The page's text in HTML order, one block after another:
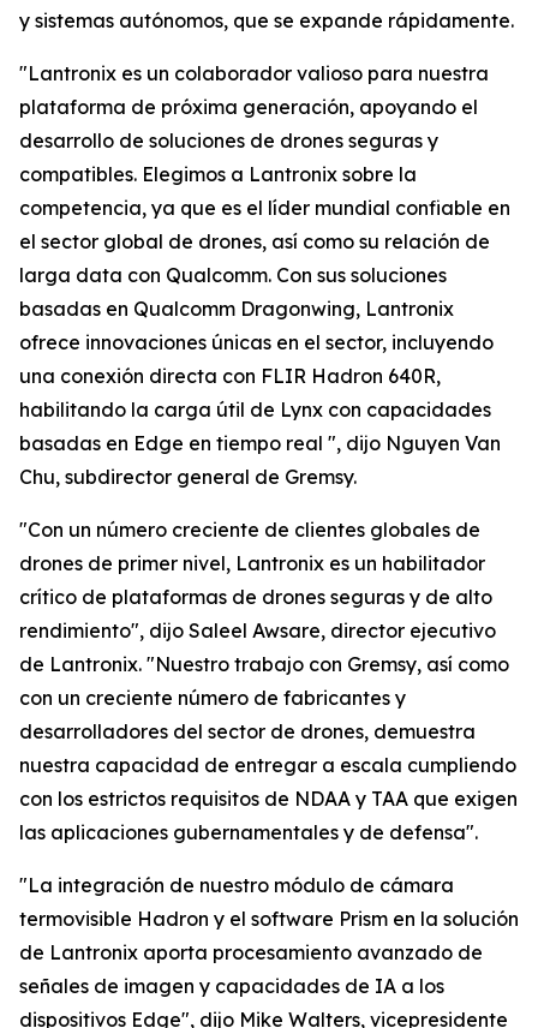
y sistemas autónomos, que se expande rápidamente.
"Lantronix es un colaborador valioso para nuestra
plataforma de próxima generación, apoyando el
desarrollo de soluciones de drones seguras y
compatibles. Elegimos a Lantronix sobre la
competencia, ya que es el líder mundial confiable en
el sector global de drones, así como su relación de
larga data con Qualcomm. Con sus soluciones
basadas en Qualcomm Dragonwing, Lantronix
ofrece innovaciones únicas en el sector, incluyendo
una conexión directa con FLIR Hadron 640R,
habilitando la carga útil de Lynx con capacidades
basadas en Edge en tiempo real ", dijo Nguyen Van
Chu, subdirector general de Gremsy.
"Con un número creciente de clientes globales de
drones de primer nivel, Lantronix es un habilitador
crítico de plataformas de drones seguras y de alto
rendimiento", dijo Saleel Awsare, director ejecutivo
de Lantronix. "Nuestro trabajo con Gremsy, así como
con un creciente número de fabricantes y
desarrolladores del sector de drones, demuestra
nuestra capacidad de entregar a escala cumpliendo
con los estrictos requisitos de NDAA y TAA que exigen
las aplicaciones gubernamentales y de defensa".
"La integración de nuestro módulo de cámara
termovisible Hadron y el software Prism en la solución
de Lantronix aporta procesamiento avanzado de
señales de imagen y capacidades de IA a los
dispositivos Edge", dijo Mike Walters, vicepresidente